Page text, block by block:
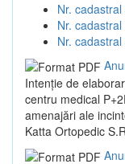
Nr.
Nr. cadastral
Nr.
Intenție de
centru medical
amenajări ale
Katta Ortopedic